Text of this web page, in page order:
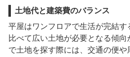
土地代と建築費のバランス
平屋はワンフロアで生活が完結す
比べて広い土地が必要となる傾
で土地を探す際には、交通の便や